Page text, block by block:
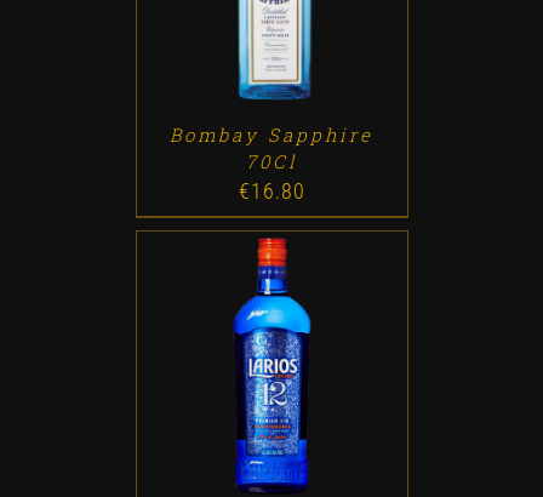
Bombay Sapphire
70Cl
€16.80
ADD TO CART /